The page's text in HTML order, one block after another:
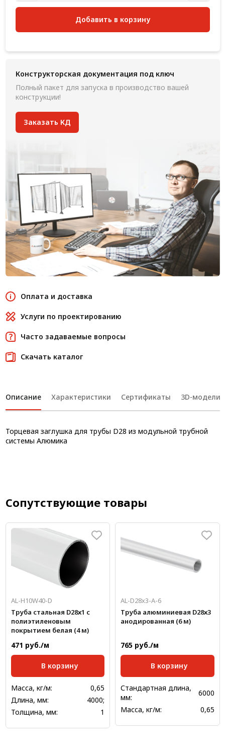
Добавить в корзину
Конструкторская документация под ключ
Полный пакет для запуска в производство вашей
конструкции!
Заказать КД
Оплата и доставка
Услуги по проектированию
Часто задаваемые вопросы
Скачать каталог
Описание Характеристики Сертификаты 3D-модели
Торцевая заглушка для трубы D28 из модульной трубной
системы Алюмика
Сопутствующие товары
AL-H10W40-D
Труба стальная D28х1 с
полиэтиленовым
покрытием белая (4 м)
471 руб./м
В корзину
Масса, кг/м:
0,65
Длина, мм:
4000;
Толщина, мм:
1
AL-D28х3-А-6
Труба алюминиевая D28х3
анодированная (6 м)
765 руб./м
В корзину
Стандартная длина,
мм:
6000
Масса, кг/м:
0,65